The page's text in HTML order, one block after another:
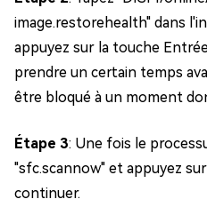
image.restorehealth" dans
appuyez sur la touche
prendre un certain temps
être bloqué à un moment
Étape 3: Une fois le
"sfc.scannow" et appuyez
continuer.